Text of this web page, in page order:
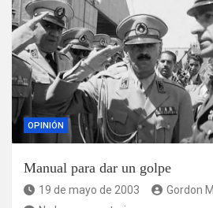
OPINIÓN
Manual para dar un golpe
19 de mayo de 2003
Gordon